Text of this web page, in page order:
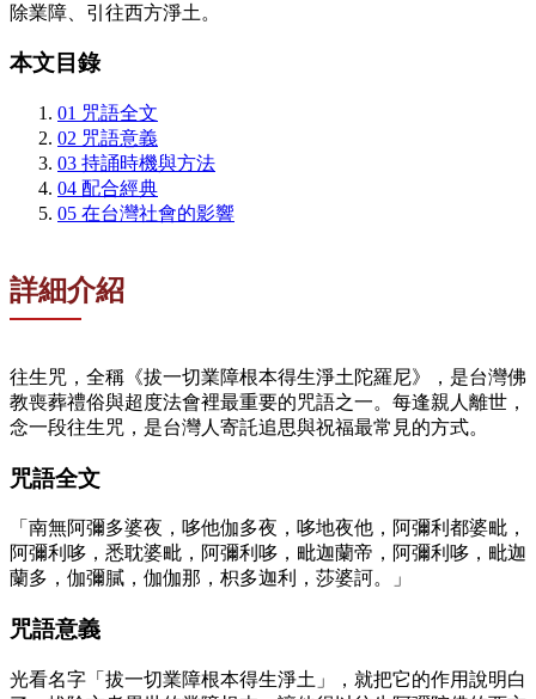
除業障、引往西方淨土。
本文目錄
01 咒語全文
02 咒語意義
03 持誦時機與方法
04 配合經典
05 在台灣社會的影響
詳細介紹
往生咒，全稱《拔一切業障根本得生淨土陀羅尼》，是台灣佛
教喪葬禮俗與超度法會裡最重要的咒語之一。每逢親人離世，
念一段往生咒，是台灣人寄託追思與祝福最常見的方式。
咒語全文
「南無阿彌多婆夜，哆他伽多夜，哆地夜他，阿彌利都婆毗，
阿彌利哆，悉耽婆毗，阿彌利哆，毗迦蘭帝，阿彌利哆，毗迦
蘭多，伽彌膩，伽伽那，枳多迦利，莎婆訶。」
咒語意義
光看名字「拔一切業障根本得生淨土」，就把它的作用說明白